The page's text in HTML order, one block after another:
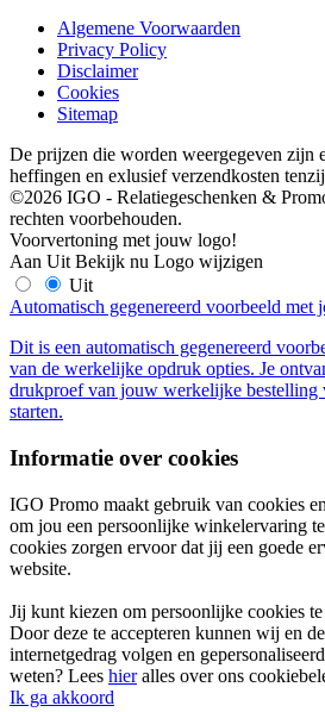
Algemene Voorwaarden
Privacy Policy
Disclaimer
Cookies
Sitemap
De prijzen die worden weergegeven zijn
heffingen en exlusief verzendkosten
©2026 IGO - Relatiegeschenken &
rechten voorbehouden.
Voorvertoning met jouw logo!
Aan Uit Bekijk nu Logo wijzigen
Uit
Automatisch gegenereerd voorbeeld met
Dit is een automatisch gegenereerd
van de werkelijke opdruk opties. Je
drukproef van jouw werkelijke bestelling
starten.
Informatie over cookies
IGO Promo maakt gebruik van cookies
om jou een persoonlijke winkelervaring
cookies zorgen ervoor dat jij een goede
website.
Jij kunt kiezen om persoonlijke cookies
Door deze te accepteren kunnen wij en
internetgedrag volgen en
weten? Lees hieralles over ons
Ik ga akkoord